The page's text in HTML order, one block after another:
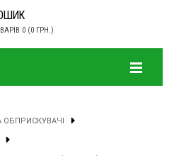
0 (0 ГРН.)